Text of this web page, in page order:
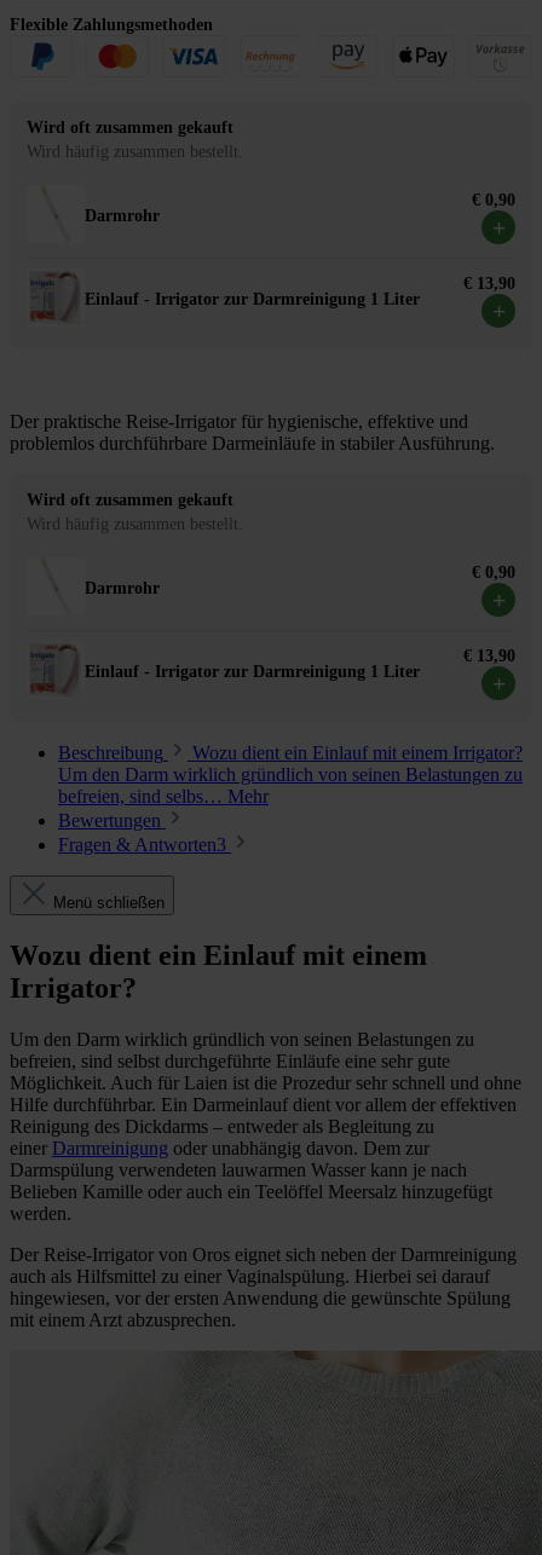
Flexible Zahlungsmethoden
Wird oft zusammen gekauft
Wird häufig zusammen bestellt.
Darmrohr
€ 0,90
+
Einlauf - Irrigator zur Darmreinigung 1 Liter
€ 13,90
+
Der praktische Reise-Irrigator für hygienische, effektive und
problemlos durchführbare Darmeinläufe in stabiler Ausführung.
Wird oft zusammen gekauft
Wird häufig zusammen bestellt.
Darmrohr
€ 0,90
+
Einlauf - Irrigator zur Darmreinigung 1 Liter
€ 13,90
+
Beschreibung
Wozu dient ein Einlauf mit einem Irrigator?
Um den Darm wirklich gründlich von seinen Belastungen zu
befreien, sind selbs… Mehr
Bewertungen
Fragen & Antworten3
Menü schließen
Wozu dient ein Einlauf mit einem
Irrigator?
Um den Darm wirklich gründlich von seinen Belastungen zu
befreien, sind selbst durchgeführte Einläufe eine sehr gute
Möglichkeit. Auch für Laien ist die Prozedur sehr schnell und ohne
Hilfe durchführbar. Ein Darmeinlauf dient vor allem der effektiven
Reinigung des Dickdarms – entweder als Begleitung zu
einer Darmreinigung oder unabhängig davon. Dem zur
Darmspülung verwendeten lauwarmen Wasser kann je nach
Belieben Kamille oder auch ein Teelöffel Meersalz hinzugefügt
werden.
Der Reise-Irrigator von Oros eignet sich neben der Darmreinigung
auch als Hilfsmittel zu einer Vaginalspülung. Hierbei sei darauf
hingewiesen, vor der ersten Anwendung die gewünschte Spülung
mit einem Arzt abzusprechen.